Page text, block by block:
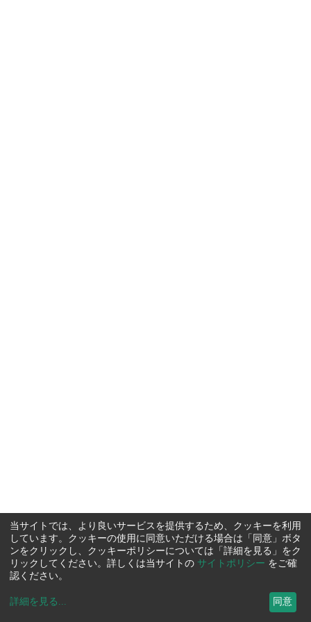
当サイトでは、より良いサービスを提供するため、クッキーを利用
しています。クッキーの使用に同意いただける場合は「同意」ボタ
ンをクリックし、クッキーポリシーについては「詳細を見る」をク
リックしてください。詳しくは当サイトの サイトポリシー をご確
認ください。
詳細を見る ... 同意